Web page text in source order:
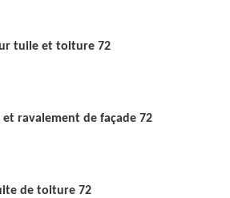
tuile et toiture 72
et ravalement de façade 72
de toiture 72